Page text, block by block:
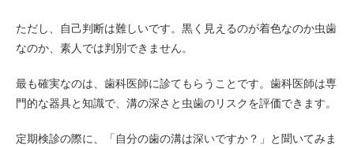
ただし、自己判断は難しいです。黒く見えるのが着色なのか虫歯
なのか、素人では判別できません。
最も確実なのは、歯科医師に診てもらうことです。歯科医師は専
門的な器具と知識で、溝の深さと虫歯のリスクを評価できます。
定期検診の際に、「自分の歯の溝は深いですか？」と聞いてみま